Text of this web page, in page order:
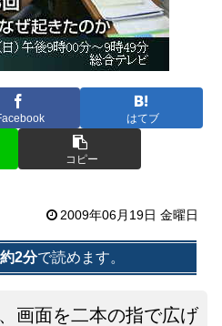
はてブ
コピー
2009年06月19日 金曜日
約2分で読めます。
画面を二本の指で広げ